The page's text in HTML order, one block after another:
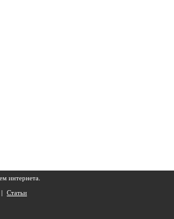
интернета.
| Статьи